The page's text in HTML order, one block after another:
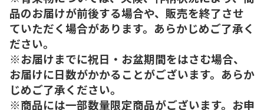
品のお届けが前後する場合や、販売を終了させ
ていただく場合があります。あらかじめご了承く
ださい。
※お届けまでに祝日・お盆期間をはさむ場合、
お届けに日数がかかることがございます。あらか
じめご了承ください。
※商品には一部数量限定商品がございます。お申